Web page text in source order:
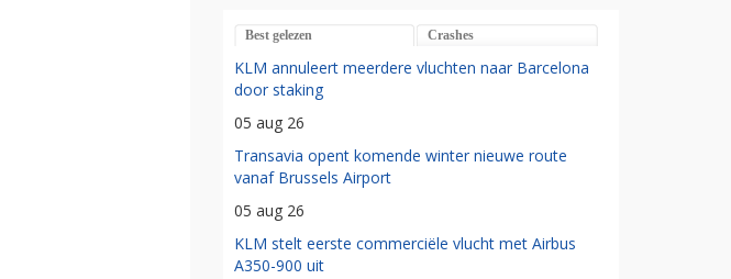
Best gelezen Crashes
KLM annuleert meerdere vluchten naar Barcelona
door staking
05 aug 26
Transavia opent komende winter nieuwe route
vanaf Brussels Airport
05 aug 26
KLM stelt eerste commerciële vlucht met Airbus
A350-900 uit